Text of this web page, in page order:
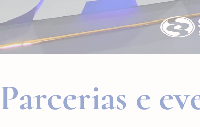
Parcerias e